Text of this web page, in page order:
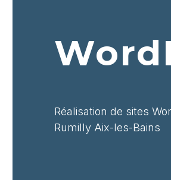
Réalisation de sites
Rumilly Aix-les-Bains